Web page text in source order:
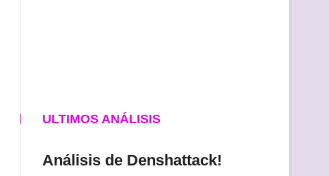
ULTIMOS ANÁLISIS
Análisis de Denshattack!